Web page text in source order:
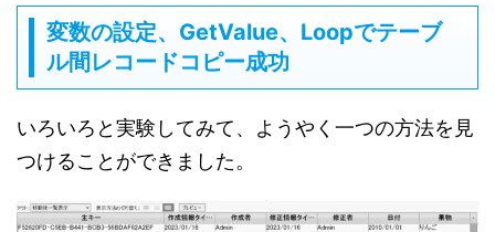
変数の設定、GetValue、Loopでテーブ
ル間レコードコピー成功
いろいろと実験してみて、ようやく一つの方法を見
つけることができました。